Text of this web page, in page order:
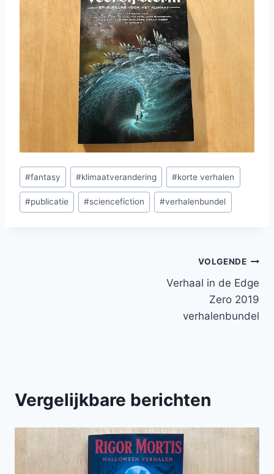
Bericht
tags:
#fantasy #klimaatverandering #korte verhalen
#publicatie #sciencefiction #verhalenbundel
VOLGENDE
Verhaal in de Edge
Zero 2019
verhalenbundel
Vergelijkbare berichten